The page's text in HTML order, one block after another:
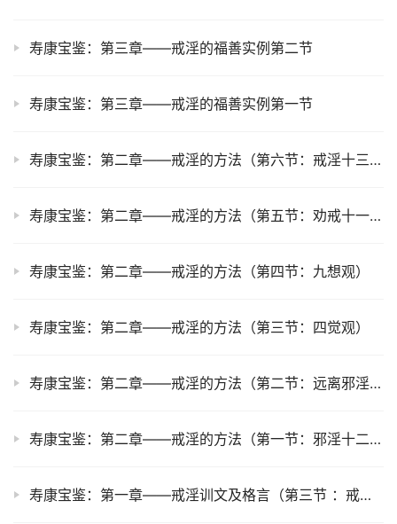
寿康宝鉴：第三章——戒淫的福善实例第二节
寿康宝鉴：第三章——戒淫的福善实例第一节
寿康宝鉴：第二章——戒淫的方法（第六节：戒淫十三法）
寿康宝鉴：第二章——戒淫的方法（第五节：劝戒十一则）
寿康宝鉴：第二章——戒淫的方法（第四节：九想观）
寿康宝鉴：第二章——戒淫的方法（第三节：四觉观）
寿康宝鉴：第二章——戒淫的方法（第二节：远离邪淫十法）
寿康宝鉴：第二章——戒淫的方法（第一节：邪淫十二害）
寿康宝鉴：第一章——戒淫训文及格言（第三节 ：戒之在色赋）